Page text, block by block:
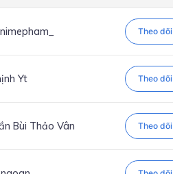
Theo dõi
Yt Theo dõi
Bùi Thảo Vân Theo dõi